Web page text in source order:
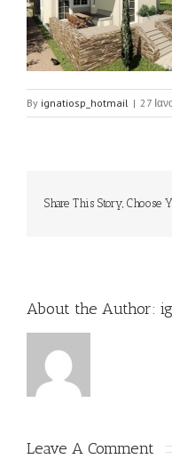
By ignatiosp_hotmail | 27
Share This Story, Choose
About the Author:
Leave A Comment